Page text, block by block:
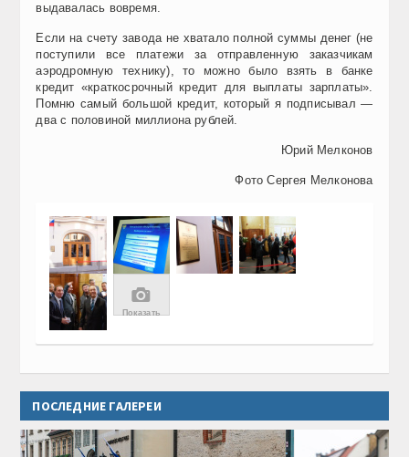
выдавалась вовремя.
Если на счету завода не хватало полной суммы денег (не
поступили все платежи за отправленную заказчикам
аэродромную технику), то можно было взять в банке
кредит «краткосрочный кредит для выплаты зарплаты».
Помню самый большой кредит, который я подписывал —
два с половиной миллиона рублей.
Юрий Мелконов
Фото Сергея Мелконова
📷
Показать
ПОСЛЕДНИЕ ГАЛЕРЕИ